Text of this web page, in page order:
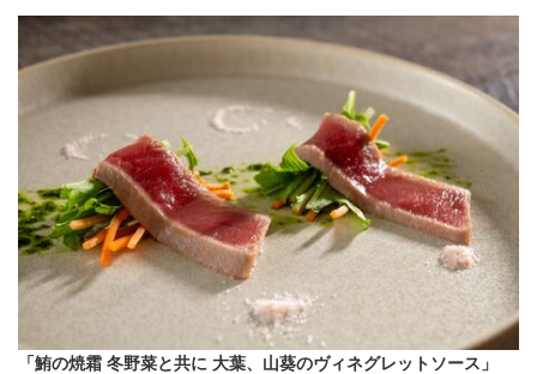
「鮪の焼霜 冬野菜と共に 大葉、山葵のヴィネグレットソース」